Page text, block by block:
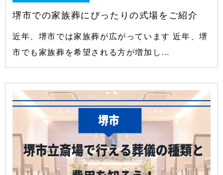
堺市での家族葬にぴったりの式場をご紹介
近年、堺市では家族葬が広がっています 近年、堺
市でも家族葬を希望される方が増加し…